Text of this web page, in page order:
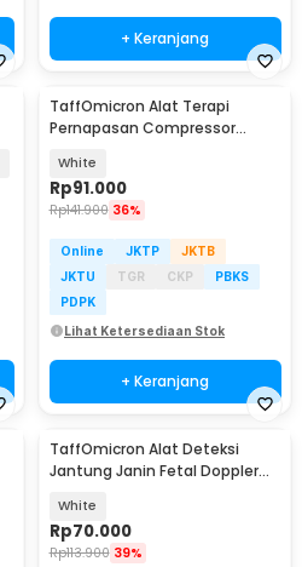
+ Keranjang
TaffOmicron Alat Terapi
Pernapasan Compressor
White
Rp91.000
Rp141.900 36%
Online JKTP
JKTB
JKTU
TGR CKP
PBKS
PDPK
Lihat Ketersediaan Stok
+ Keranjang
TaffOmicron Alat Deteksi
Jantung Janin Fetal Doppler
White
Rp70.000
Rp113.900 39%